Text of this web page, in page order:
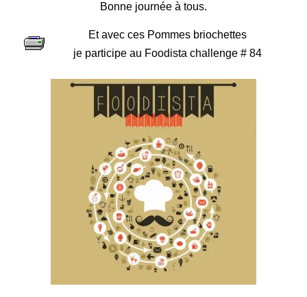
Bonne journée à tous.
Et avec ces Pommes briochettes
je participe au Foodista challenge # 84